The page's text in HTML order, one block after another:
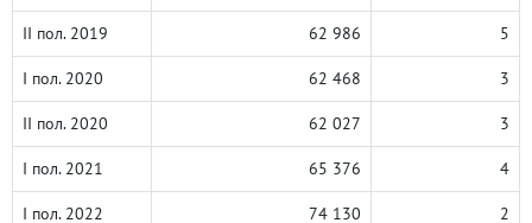
II пол. 2019 62 986 5
I пол. 2020 62 468 3
II пол. 2020 62 027 3
I пол. 2021 65 376 4
I пол. 2022 74 130 2